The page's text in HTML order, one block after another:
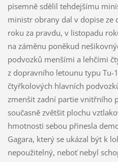
písemně sdělil tehdejšímu
ministr obrany dal v dopise ze
roku za pravdu, v listopadu
na záměnu poněkud
podvozků menšími a lehčími
z dopravního letounu typu Tu-
čtyřkolových hlavních
zmenšit zadní partie vnitřního
současně zvětšit plochu
hmotnosti sebou přinesla
Gagara, který se ukázal být k
nepoužitelný, neboť nebyl